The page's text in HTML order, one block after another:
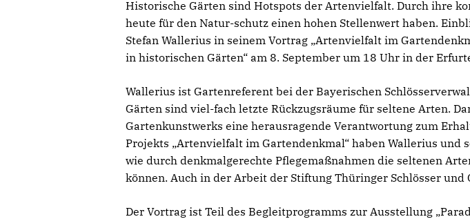
Historische Gärten sind Hotspots der Artenvielfalt. Durch ihre
heute für den Natur-schutz einen hohen Stellenwert haben.
Stefan Wallerius in seinem Vortrag „Artenvielfalt im
in historischen Gärten“ am 8. September um 18 Uhr in der
Wallerius ist Gartenreferent bei der Bayerischen
Gärten sind viel-fach letzte Rückzugsräume für seltene Arten.
Gartenkunstwerks eine herausragende Verantwortung zum
Projekts „Artenvielfalt im Gartendenkmal“ haben Wallerius und
wie durch denkmalgerechte Pflegemaßnahmen die seltenen
können. Auch in der Arbeit der Stiftung Thüringer Schlösser
Der Vortrag ist Teil des Begleitprogramms zur Ausstellung